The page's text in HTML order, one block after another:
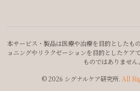
本サービス・製品は医療や治療を目的としたも
ョニングやリラクゼーションを目的としたケア
ものではありません。
© 2026 シグナルケア研究所. All